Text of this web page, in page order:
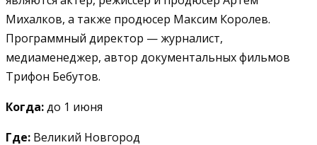
Михалков, а также продюсер Максим Королев.
Программный директор — журналист,
медиаменеджер, автор документальных фильмов
Трифон Бебутов.
Когда:до 1 июня
Где: Великий Новгород